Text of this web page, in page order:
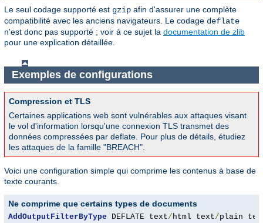
Le seul codage supporté est gzip afin d'assurer une complète
compatibilité avec les anciens navigateurs. Le codage deflate
n'est donc pas supporté ; voir à ce sujet la documentation de zlib
pour une explication détaillée.
Exemples de configurations
Compression et TLS
Certaines applications web sont vulnérables aux attaques visant
le vol d'information lorsqu'une connexion TLS transmet des
données compressées par deflate. Pour plus de détails, étudiez
les attaques de la famille "BREACH".
Voici une configuration simple qui comprime les contenus à base de
texte courants.
Ne comprime que certains types de documents
AddOutputFilterByType DEFLATE text/ html text/plain